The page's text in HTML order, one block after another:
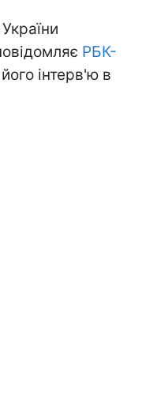
РБК-
інтерв'ю в